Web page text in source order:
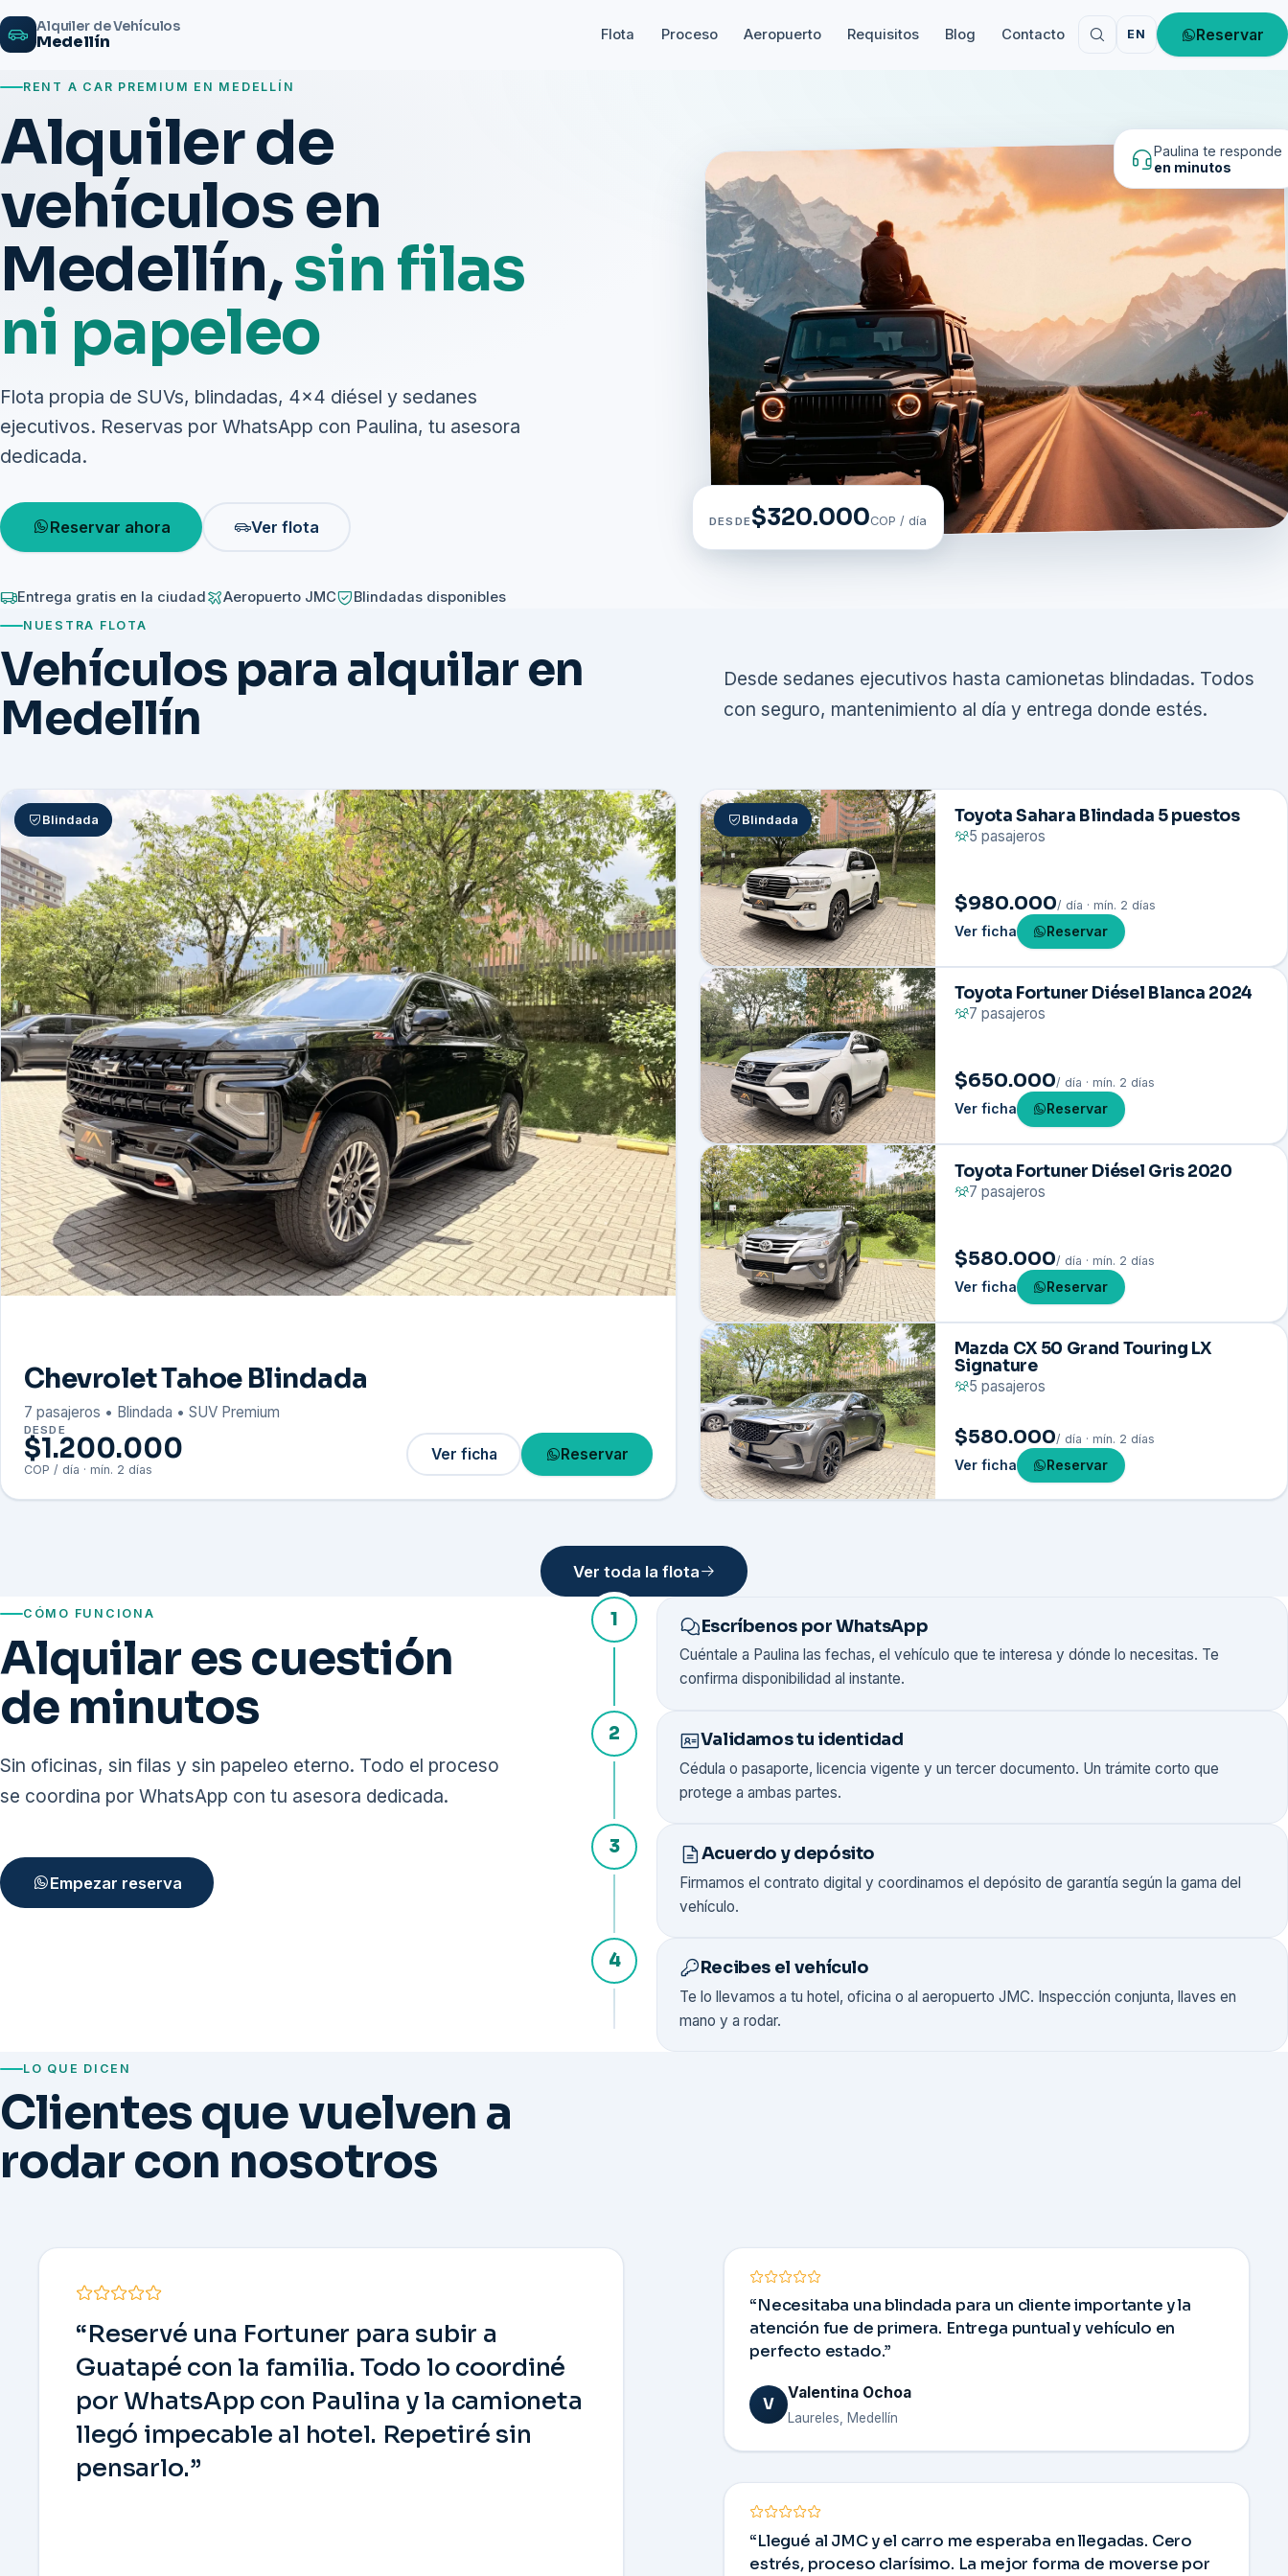
Alquiler de Vehículos
Medellín Flota Proceso Aeropuerto Requisitos Blog Contacto EN Reservar
RENT A CAR PREMIUM EN MEDELLÍN
Alquiler de
vehículos en
Medellín,sin filas
ni papeleo
Flota propia de SUVs, blindadas, 4×4 diésel y sedanes
ejecutivos. Reservas por WhatsApp con Paulina, tu asesora
dedicada.
Reservar ahora Ver flota
Entrega gratis en la ciudad Aeropuerto JMC Blindadas disponibles
DESDE $320.000COP / día
Paulina te responde
en minutos
NUESTRA FLOTA
Vehículos para alquilar en
Medellín
Desde sedanes ejecutivos hasta camionetas blindadas. Todos
con seguro, mantenimiento al día y entrega donde estés.
Blindada
Chevrolet Tahoe Blindada
7 pasajeros • Blindada • SUV Premium
DESDE
$1.200.000
COP / día · mín. 2 días
Ver ficha Reservar
Blindada Toyota Sahara Blindada 5 puestos
5 pasajeros
$980.000/ día · mín. 2 días
Ver ficha Reservar
Toyota Fortuner Diésel Blanca 2024
7 pasajeros
$650.000/ día · mín. 2 días
Ver ficha Reservar
Toyota Fortuner Diésel Gris 2020
7 pasajeros
$580.000/ día · mín. 2 días
Ver ficha Reservar
Mazda CX 50 Grand Touring LX
Signature
5 pasajeros
$580.000/ día · mín. 2 días
Ver ficha Reservar
Ver toda la flota
CÓMO FUNCIONA
Alquilar es cuestión
de minutos
Sin oficinas, sin filas y sin papeleo eterno. Todo el proceso
se coordina por WhatsApp con tu asesora dedicada.
Empezar reserva
1 Escríbenos por WhatsApp
Cuéntale a Paulina las fechas, el vehículo que te interesa y dónde lo necesitas. Te
confirma disponibilidad al instante.
2 Validamos tu identidad
Cédula o pasaporte, licencia vigente y un tercer documento. Un trámite corto que
protege a ambas partes.
3 Acuerdo y depósito
Firmamos el contrato digital y coordinamos el depósito de garantía según la gama del
vehículo.
4 Recibes el vehículo
Te lo llevamos a tu hotel, oficina o al aeropuerto JMC. Inspección conjunta, llaves en
mano y a rodar.
LO QUE DICEN
Clientes que vuelven a
rodar con nosotros
“Reservé una Fortuner para subir a
Guatapé con la familia. Todo lo coordiné
por WhatsApp con Paulina y la camioneta
llegó impecable al hotel. Repetiré sin
pensarlo.”
“Necesitaba una blindada para un cliente importante y la
atención fue de primera. Entrega puntual y vehículo en
perfecto estado.”
V
Valentina Ochoa
Laureles, Medellín
“Llegué al JMC y el carro me esperaba en llegadas. Cero
estrés, proceso clarísimo. La mejor forma de moverse por